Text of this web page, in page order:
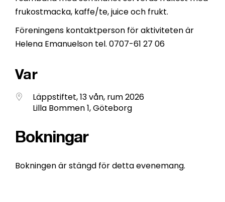
frukostmacka, kaffe/te, juice och frukt.
Föreningens kontaktperson för aktiviteten är
Helena Emanuelson tel. 0707-61 27 06
Var
Läppstiftet, 13 vån, rum 2026
Lilla Bommen 1, Göteborg
Bokningar
Bokningen är stängd för detta evenemang.